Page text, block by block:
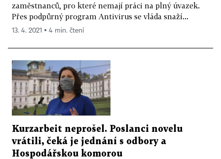
zaměstnanců, pro které nemají práci na plný úvazek.
Přes podpůrný program Antivirus se vláda snaží...
13. 4. 2021 ▪ 4 min. čtení
Kurzarbeit neprošel. Poslanci novelu
vrátili, čeká je jednání s odbory a
Hospodářskou komorou